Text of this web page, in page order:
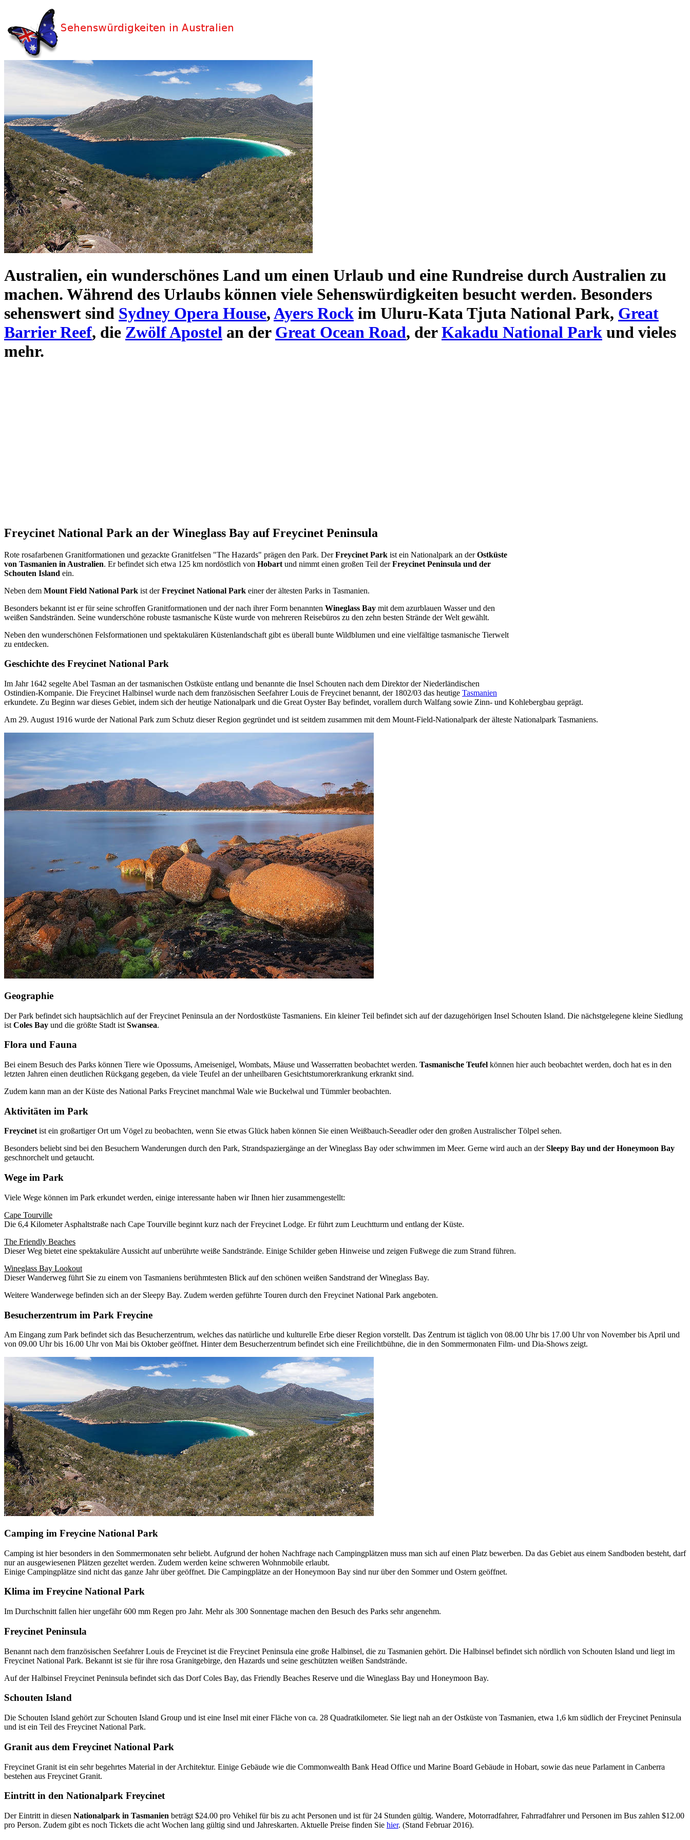
Australien, ein wunderschönes Land um einen Urlaub und eine Rundreise durch Australien zu
machen. Während des Urlaubs können viele Sehenswürdigkeiten besucht werden. Besonders
sehenswert sind Sydney Opera House,Ayers Rock im Uluru-Kata Tjuta National Park, Great
Barrier Reef, die Zwölf Apostel an der Great Ocean Road, derKakadu National Park und vieles
mehr.
Freycinet National Park an der Wineglass Bay auf Freycinet Peninsula
Rote rosafarbenen Granitformationen und gezackte Granitfelsen "The Hazards" prägen den Park. DerFreycinet Park ist ein Nationalpark an derOstküste
von Tasmanien in Australien. Er befindet sich etwa 125 km nordöstlich von Hobart und nimmt einen großen Teil derFreycinet Peninsula und der
Schouten Island ein.
Neben dem Mount Field National Park ist derFreycinet National Park einer der ältesten Parks in Tasmanien.
Besonders bekannt ist er für seine schroffen Granitformationen und der nach ihrer Form benannten Wineglass Bay mit dem azurblauen Wasser und den
weißen Sandstränden. Seine wunderschöne robuste tasmanische Küste wurde von mehreren Reisebüros zu den zehn besten Strände der Welt gewählt.
Neben den wunderschönen Felsformationen und spektakulären Küstenlandschaft gibt es überall bunte Wildblumen und eine vielfältige tasmanische Tierwelt
zu entdecken.
Geschichte des Freycinet National Park
Im Jahr 1642 segelte Abel Tasman an der tasmanischen Ostküste entlang und benannte die Insel Schouten nach dem Direktor der Niederländischen
Ostindien-Kompanie. Die Freycinet Halbinsel wurde nach dem französischen Seefahrer Louis de Freycinet benannt, der 1802/03 das heutige Tasmanien
erkundete. Zu Beginn war dieses Gebiet, indem sich der heutige Nationalpark und die Great Oyster Bay befindet, vorallem durch Walfang sowie Zinn- und Kohlebergbau geprägt.
Am 29. August 1916 wurde der National Park zum Schutz dieser Region gegründet und ist seitdem zusammen mit dem Mount-Field-Nationalpark der älteste Nationalpark Tasmaniens.
Geographie
Der Park befindet sich hauptsächlich auf der Freycinet Peninsula an der Nordostküste Tasmaniens. Ein kleiner Teil befindet sich auf der dazugehörigen Insel Schouten Island. Die nächstgelegene kleine Siedlung
ist Coles Bay und die größte Stadt ist Swansea.
Flora und Fauna
Bei einem Besuch des Parks können Tiere wie Opossums, Ameisenigel, Wombats, Mäuse und Wasserratten beobachtet werden. Tasmanische Teufel können hier auch beobachtet werden, doch hat es in den
letzten Jahren einen deutlichen Rückgang gegeben, da viele Teufel an der unheilbaren Gesichtstumorerkrankung erkrankt sind.
Zudem kann man an der Küste des National Parks Freycinet manchmal Wale wie Buckelwal und Tümmler beobachten.
Aktivitäten im Park
Freycinetist ein großartiger Ort um Vögel zu beobachten, wenn Sie etwas Glück haben können Sie einen Weißbauch-Seeadler oder den großen Australischer Tölpel sehen.
Besonders beliebt sind bei den Besuchern Wanderungen durch den Park, Strandspaziergänge an der Wineglass Bay oder schwimmen im Meer. Gerne wird auch an derSleepy Bay und der Honeymoon Bay
geschnorchelt und getaucht.
Wege im Park
Viele Wege können im Park erkundet werden, einige interessante haben wir Ihnen hier zusammengestellt:
Cape Tourville
Die 6,4 Kilometer Asphaltstraße nach Cape Tourville beginnt kurz nach der Freycinet Lodge. Er führt zum Leuchtturm und entlang der Küste.
The Friendly Beaches
Dieser Weg bietet eine spektakuläre Aussicht auf unberührte weiße Sandstrände. Einige Schilder geben Hinweise und zeigen Fußwege die zum Strand führen.
Wineglass Bay Lookout
Dieser Wanderweg führt Sie zu einem von Tasmaniens berühmtesten Blick auf den schönen weißen Sandstrand der Wineglass Bay.
Weitere Wanderwege befinden sich an der Sleepy Bay. Zudem werden geführte Touren durch den Freycinet National Park angeboten.
Besucherzentrum im Park Freycine
Am Eingang zum Park befindet sich das Besucherzentrum, welches das natürliche und kulturelle Erbe dieser Region vorstellt. Das Zentrum ist täglich von 08.00 Uhr bis 17.00 Uhr von November bis April und
von 09.00 Uhr bis 16.00 Uhr von Mai bis Oktober geöffnet. Hinter dem Besucherzentrum befindet sich eine Freilichtbühne, die in den Sommermonaten Film- und Dia-Shows zeigt.
Camping im Freycine National Park
Camping ist hier besonders in den Sommermonaten sehr beliebt. Aufgrund der hohen Nachfrage nach Campingplätzen muss man sich auf einen Platz bewerben. Da das Gebiet aus einem Sandboden besteht, darf
nur an ausgewiesenen Plätzen gezeltet werden. Zudem werden keine schweren Wohnmobile erlaubt.
Einige Campingplätze sind nicht das ganze Jahr über geöffnet. Die Campingplätze an der Honeymoon Bay sind nur über den Sommer und Ostern geöffnet.
Klima im Freycine National Park
Im Durchschnitt fallen hier ungefähr 600 mm Regen pro Jahr. Mehr als 300 Sonnentage machen den Besuch des Parks sehr angenehm.
Freycinet Peninsula
Benannt nach dem französischen Seefahrer Louis de Freycinet ist die Freycinet Peninsula eine große Halbinsel, die zu Tasmanien gehört. Die Halbinsel befindet sich nördlich von Schouten Island und liegt im
Freycinet National Park. Bekannt ist sie für ihre rosa Granitgebirge, den Hazards und seine geschützten weißen Sandstrände.
Auf der Halbinsel Freycinet Peninsula befindet sich das Dorf Coles Bay, das Friendly Beaches Reserve und die Wineglass Bay und Honeymoon Bay.
Schouten Island
Die Schouten Island gehört zur Schouten Island Group und ist eine Insel mit einer Fläche von ca. 28 Quadratkilometer. Sie liegt nah an der Ostküste von Tasmanien, etwa 1,6 km südlich der Freycinet Peninsula
und ist ein Teil des Freycinet National Park.
Granit aus dem Freycinet National Park
Freycinet Granit ist ein sehr begehrtes Material in der Architektur. Einige Gebäude wie die Commonwealth Bank Head Office und Marine Board Gebäude in Hobart, sowie das neue Parlament in Canberra
bestehen aus Freycinet Granit.
Eintritt in den Nationalpark Freycinet
Der Eintritt in diesen Nationalpark in Tasmanien beträgt $24.00 pro Vehikel für bis zu acht Personen und ist für 24 Stunden gültig. Wandere, Motorradfahrer, Fahrradfahrer und Personen im Bus zahlen $12.00
pro Person. Zudem gibt es noch Tickets die acht Wochen lang gültig sind und Jahreskarten. Aktuelle Preise finden Sie hier. (Stand Februar 2016).